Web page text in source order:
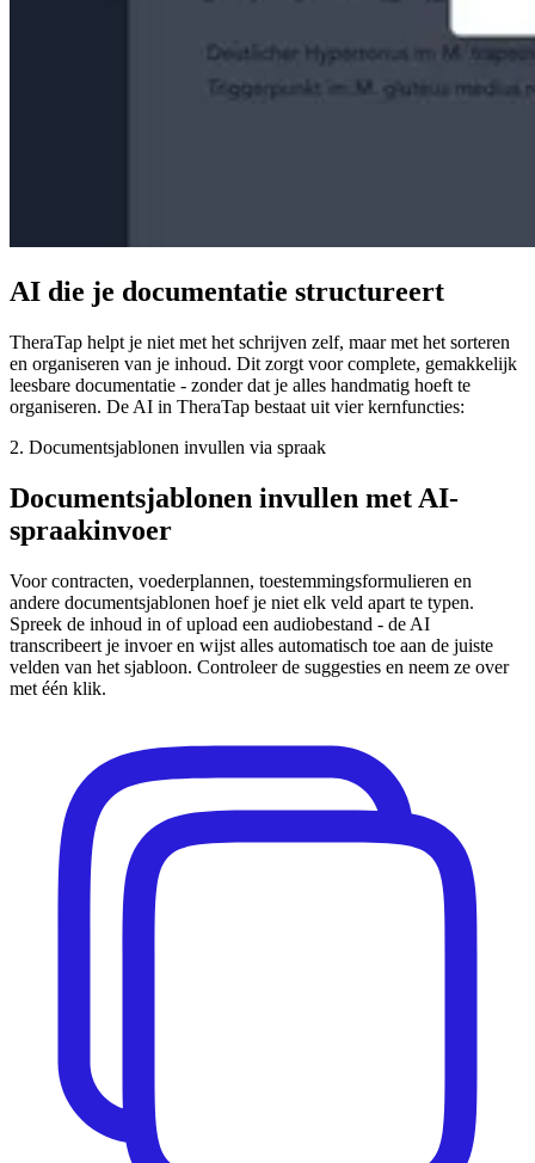
AI die je documentatie structureert
TheraTap helpt je niet met het schrijven zelf, maar met het sorteren
en organiseren van je inhoud. Dit zorgt voor complete, gemakkelijk
leesbare documentatie - zonder dat je alles handmatig hoeft te
organiseren. De AI in TheraTap bestaat uit vier kernfuncties:
2. Documentsjablonen invullen via spraak
Documentsjablonen invullen met AI-
spraakinvoer
Voor contracten, voederplannen, toestemmingsformulieren en
andere documentsjablonen hoef je niet elk veld apart te typen.
Spreek de inhoud in of upload een audiobestand - de AI
transcribeert je invoer en wijst alles automatisch toe aan de juiste
velden van het sjabloon. Controleer de suggesties en neem ze over
met één klik.